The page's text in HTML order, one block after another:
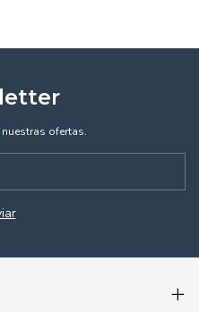
ofertas.